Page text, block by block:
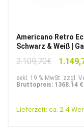
Americano Retro
Schwarz & Weiß |
2.109,70€
war:
exkl. 19 % MwSt. zzgl.
Bruttopreis: 1368.14 €
Lieferzeit: ca. 2-4